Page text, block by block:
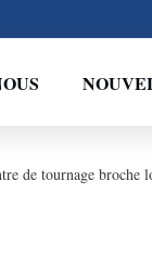
de tournage broche